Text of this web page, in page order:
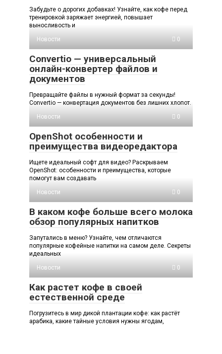
Забудьте о дорогих добавках! Узнайте, как кофе перед
тренировкой заряжает энергией, повышает
выносливость и
Новости
0
Convertio — универсальный
онлайн-конвертер файлов и
документов
Превращайте файлы в нужный формат за секунды!
Convertio — конвертация документов без лишних хлопот.
Новости
0
OpenShot особенности и
преимущества видеоредактора
Ищете идеальный софт для видео? Раскрываем
OpenShot: особенности и преимущества, которые
помогут вам создавать
Новости
0
В каком кофе больше всего молока
обзор популярных напитков
Запутались в меню? Узнайте, чем отличаются
популярные кофейные напитки на самом деле. Секреты
идеальных
Новости
0
Как растет кофе в своей
естественной среде
Погрузитесь в мир дикой плантации кофе: как растёт
арабика, какие тайные условия нужны ягодам,